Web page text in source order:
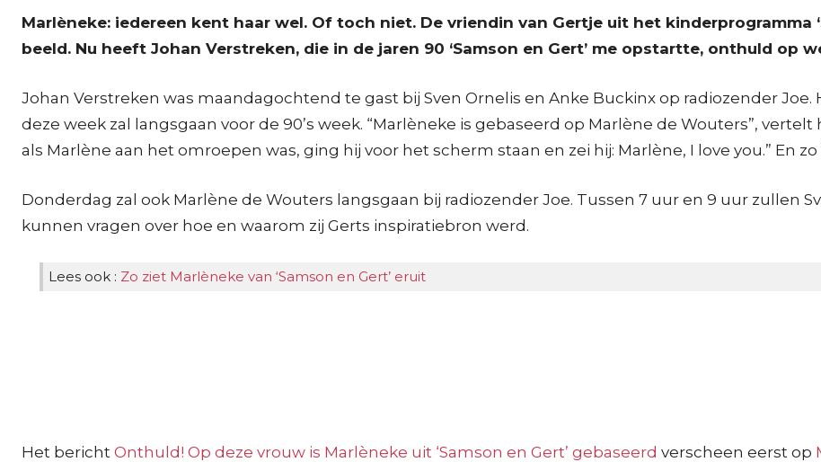
Marlèneke: iedereen kent haar wel. Of toch niet. De vriendin van Gertje uit het kinderprogramma
beeld. Nu heeft Johan Verstreken, die in de jaren 90 ‘Samson en Gert’ me opstartte, onthuld op
Johan Verstreken was maandagochtend te gast bij Sven Ornelis en Anke Buckinx op radiozender
deze week zal langsgaan voor de 90’s week. “Marlèneke is gebaseerd op Marlène de Wouters”,
als Marlène aan het omroepen was, ging hij voor het scherm staan en zei hij: Marlène, I love you.” En
Donderdag zal ook Marlène de Wouters langsgaan bij radiozender Joe. Tussen 7 uur en 9 uur zullen
kunnen vragen over hoe en waarom zij Gerts inspiratiebron werd.
Lees ook : Zo ziet Marlèneke van ‘Samson en Gert’ eruit
Het bericht Onthuld! Op deze vrouw is Marlèneke uit ‘Samson en Gert’ gebaseerd verscheen eerst op